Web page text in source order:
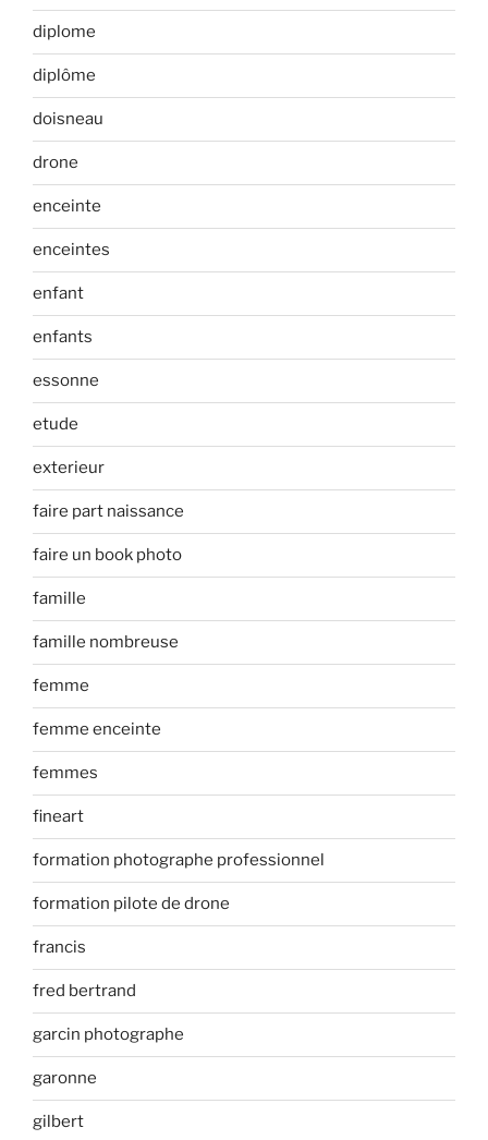
diplome
diplôme
doisneau
drone
enceinte
enceintes
enfant
enfants
essonne
etude
exterieur
faire part naissance
faire un book photo
famille
famille nombreuse
femme
femme enceinte
femmes
fineart
formation photographe professionnel
formation pilote de drone
francis
fred bertrand
garcin photographe
garonne
gilbert